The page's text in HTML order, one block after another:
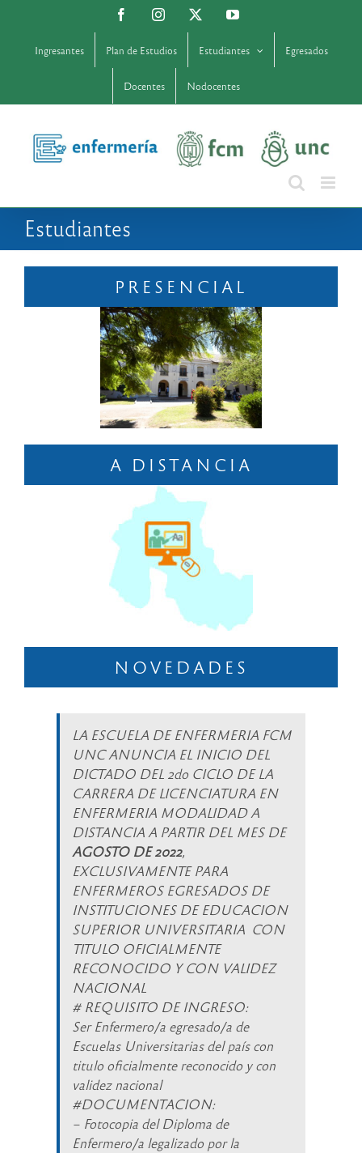
contenido
FacebookInstagram YouTube
Ingresantes Plan de Estudios Estudiantes Egresados
Docentes Nodocentes
Estudiantes
PRESENCIAL
A DISTANCIA
NOVEDADES
LA ESCUELA DE ENFERMERIA FCM
UNC ANUNCIA EL INICIO DEL
DICTADO DEL 2do CICLO DE LA
CARRERA DE LICENCIATURA EN
ENFERMERIA MODALIDAD A
DISTANCIA A PARTIR DEL MES DE
AGOSTO DE 2022,
EXCLUSIVAMENTE PARA
ENFERMEROS EGRESADOS DE
INSTITUCIONES DE EDUCACION
SUPERIOR UNIVERSITARIA CON
TITULO OFICIALMENTE
RECONOCIDO Y CON VALIDEZ
NACIONAL
# REQUISITO DE INGRESO:
Ser Enfermero/a egresado/a de
Escuelas Universitarias del país con
titulo oficialmente reconocido y con
validez nacional
#DOCUMENTACION:
– Fotocopia del Diploma de
Enfermero/a legalizado por la